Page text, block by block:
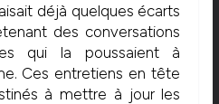
déjà quelques écarts
des conversations
qui la poussaient à
Ces entretiens en tête
à mettre à jour les